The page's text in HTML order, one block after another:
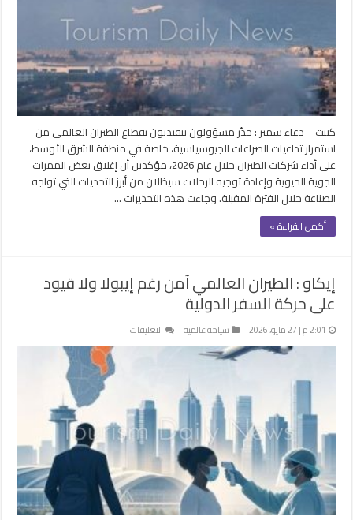
أجواء
العالم
وشركات
الطيران
تستعد
لعام
أكثر
كلفة
مغلقة
كتبت – دعاء سمير : حذّر مسؤولون تنفيذيون بقطاع الطيران العالمي من
استمرار تداعيات الصراعات الجيوسياسية، خاصة في منطقة الشرق الأوسط،
على أداء شركات الطيران خلال عام 2026، مؤكدين أن إغلاق بعض الممرات
الجوية الحيوية وإعادة توجيه الرحلات سيظلان من أبرز التحديات التي تواجه
الصناعة خلال الفترة المقبلة. وجاءت هذه التحذيرات …
أكمل القراءة »
إيكاو : الطيران العالمي آمن رغم إيبولا ولا قيود
على حركة السفر الدولية
2:01 م | 27 مايو، 2026 سياحة عالمية التعليقات
إيكاو
الطيران
العالمي
آمن
رغم
إيبولا
ولا
قيود
على
حركة